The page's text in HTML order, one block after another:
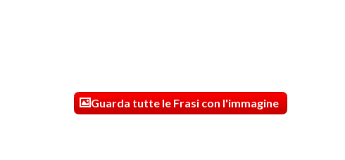
Guarda tutte le Frasi con l'immagine